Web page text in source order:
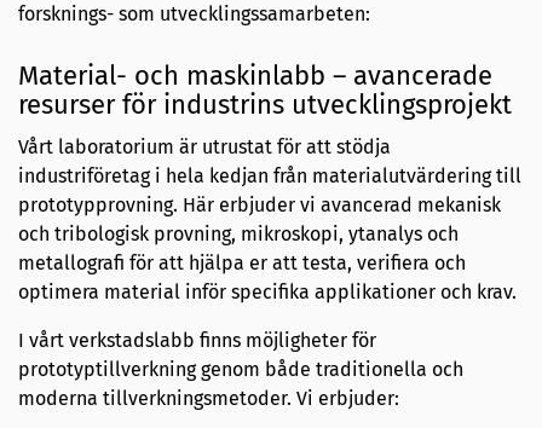
forsknings- som utvecklingssamarbeten:
Material- och maskinlabb – avancerade
resurser för industrins utvecklingsprojekt
Vårt laboratorium är utrustat för att stödja
industriföretag i hela kedjan från materialutvärdering till
prototypprovning. Här erbjuder vi avancerad mekanisk
och tribologisk provning, mikroskopi, ytanalys och
metallografi för att hjälpa er att testa, verifiera och
optimera material inför specifika applikationer och krav.
I vårt verkstadslabb finns möjligheter för
prototyptillverkning genom både traditionella och
moderna tillverkningsmetoder. Vi erbjuder: